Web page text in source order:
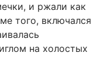
и ржали как
того, включался
на холостых